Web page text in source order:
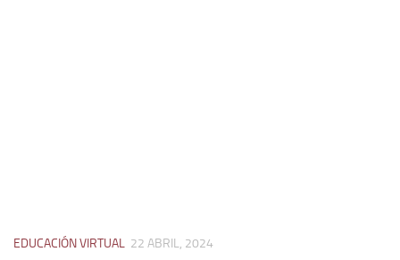
EDUCACIÓN VIRTUAL 22 ABRIL, 2024